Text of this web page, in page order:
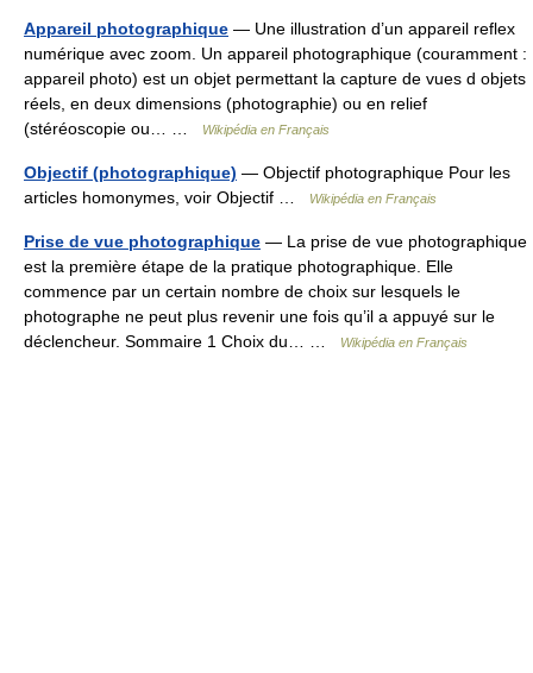
Appareil photographique — Une illustration d’un appareil reflex
numérique avec zoom. Un appareil photographique (couramment :
appareil photo) est un objet permettant la capture de vues d objets
réels, en deux dimensions (photographie) ou en relief
(stéréoscopie ou… …
Wikipédia en Français
Objectif (photographique) — Objectif photographique Pour les
articles homonymes, voir Objectif …
Wikipédia en Français
Prise de vue photographique — La prise de vue photographique
est la première étape de la pratique photographique. Elle
commence par un certain nombre de choix sur lesquels le
photographe ne peut plus revenir une fois qu’il a appuyé sur le
déclencheur. Sommaire 1 Choix du… …
Wikipédia en Français